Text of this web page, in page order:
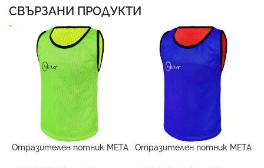
СВЪРЗАНИ ПРОДУКТИ
Отразителен потник META
Отразителен потник META